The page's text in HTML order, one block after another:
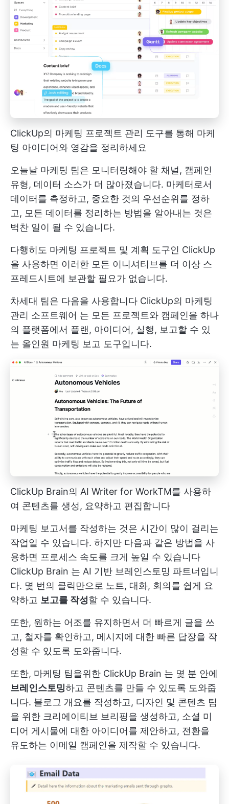
ClickUp의 마케팅 프로젝트 관리 도구를 통해 마케
팅 아이디어와 영감을 정리하세요
오늘날 마케팅 팀은 모니터링해야 할 채널, 캠페인
유형, 데이터 소스가 더 많아졌습니다. 마케터로서
데이터를 측정하고, 중요한 것의 우선순위를 정하
고, 모든 데이터를 정리하는 방법을 알아내는 것은
벅찬 일이 될 수 있습니다.
다행히도 마케팅 프로젝트 및 계획 도구인 ClickUp
을 사용하면 이러한 모든 이니셔티브를 더 이상 스
프레드시트에 보관할 필요가 없습니다.
차세대 팀은 다음을 사용합니다 ClickUp의 마케팅
관리 소프트웨어 는 모든 프로젝트와 캠페인을 하나
의 플랫폼에서 플랜, 아이디어, 실행, 보고할 수 있
는 올인원 마케팅 보고 도구입니다.
ClickUp Brain의 AI Writer for WorkTM를 사용하
여 콘텐츠를 생성, 요약하고 편집합니다
마케팅 보고서를 작성하는 것은 시간이 많이 걸리는
작업일 수 있습니다. 하지만 다음과 같은 방법을 사
용하면 프로세스 속도를 크게 높일 수 있습니다
ClickUp Brain 는 AI 기반 브레인스토밍 파트너입니
다. 몇 번의 클릭만으로 노트, 대화, 회의를 쉽게 요
약하고 보고를 작성할 수 있습니다.
또한, 원하는 어조를 유지하면서 더 빠르게 글을 쓰
고, 철자를 확인하고, 메시지에 대한 빠른 답장을 작
성할 수 있도록 도와줍니다.
또한, 마케팅 팀을위한 ClickUp Brain 는 몇 분 안에
브레인스토밍하고 콘텐츠를 만들 수 있도록 도와줍
니다. 블로그 개요를 작성하고, 디자인 및 콘텐츠 팀
을 위한 크리에이티브 브리핑을 생성하고, 소셜 미
디어 게시물에 대한 아이디어를 제안하고, 전환을
유도하는 이메일 캠페인을 제작할 수 있습니다.